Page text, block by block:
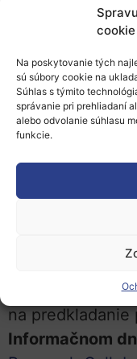
cookie
Na poskytovanie tých
sú súbory cookie na
Súhlas s týmito
správanie pri prehliadaní
alebo odvolanie súhlasu
funkcie.
prieskumný
činnosti
riešení v rámci
inovačného
nebo. Témy sa
výskumných
inteligentnejšie
letovej
inovácie
Spoločný
na
Informačnom